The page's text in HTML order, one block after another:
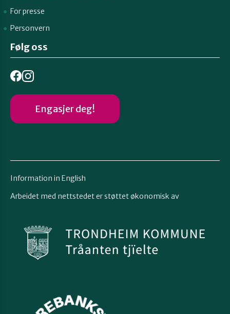
For presse
Personvern
Følg oss
Engasjer deg!
Information in English
Arbeidet med nettstedet er støttet økonomisk av